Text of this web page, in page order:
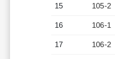
15 105-2
16 106-1
17 106-2